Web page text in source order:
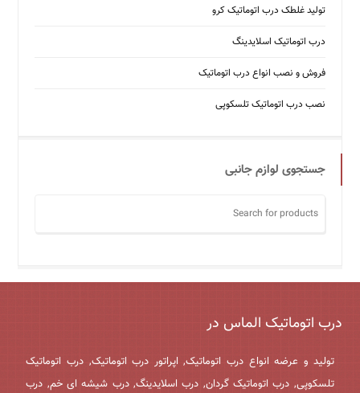
تولید غلطک درب اتوماتیک کرو
درب اتوماتیک اسلایدینگ
فروش و نصب انواع درب اتوماتیک
نصب درب اتوماتیک تلسکوپی
جستجوی لوازم جانبی
درب اتوماتیک الماس در
تولید و عرضه انواع درب اتوماتیک, اپراتور درب اتوماتیک, درب اتوماتیک
تلسکوپی, درب اتوماتیک گردان, درب اسلایدینگ, درب شیشه ای خم, درب